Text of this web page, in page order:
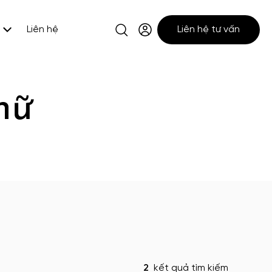
Liên hệ Liên hệ tư vấn
2 kết quả tìm kiếm